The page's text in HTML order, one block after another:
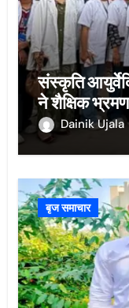
संस्कृति
ने शैक्षिक भ्रमण
Dainik Ujala
बृज समाचार